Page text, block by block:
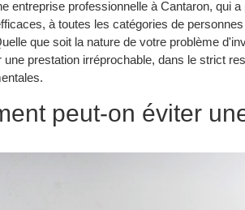
entreprise professionnelle à Cantaron, qui
à toutes les catégories de
que soit la nature de votre problème
une prestation irréprochable, dans le strict
peut-on éviter